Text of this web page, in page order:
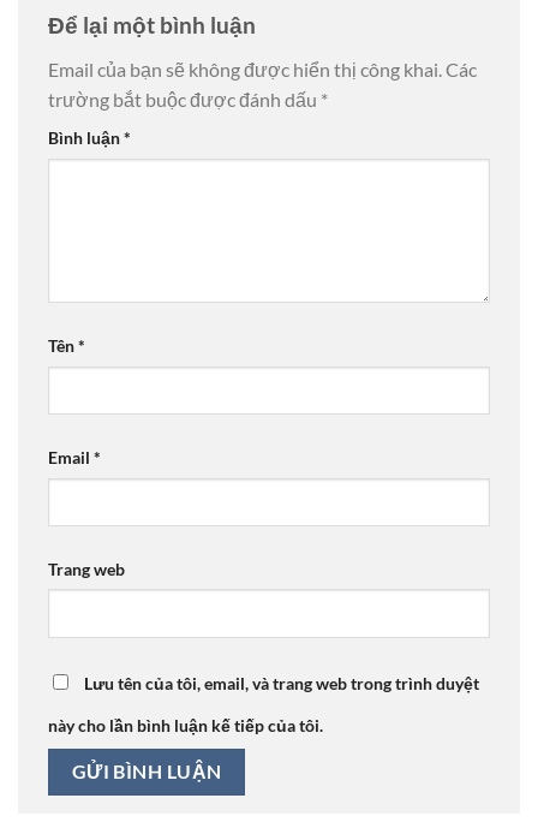
Để lại một bình luận
Email của bạn sẽ không được hiển thị công khai.Các
trường bắt buộc được đánh dấu *
Bình luận*
Tên*
Email *
Trang web
Lưu tên của tôi, email, và trang web trong trình duyệt
này cho lần bình luận kế tiếp của tôi.